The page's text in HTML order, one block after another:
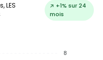
LES
↗ +1% sur 24
mois
8